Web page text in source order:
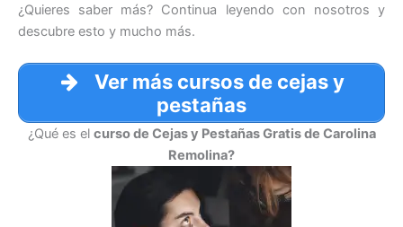
¿Quieres saber más? Continua leyendo con nosotros y
descubre esto y mucho más.
Ver más cursos de cejas y
pestañas
¿Qué es el curso de Cejas y Pestañas Gratis de Carolina
Remolina?